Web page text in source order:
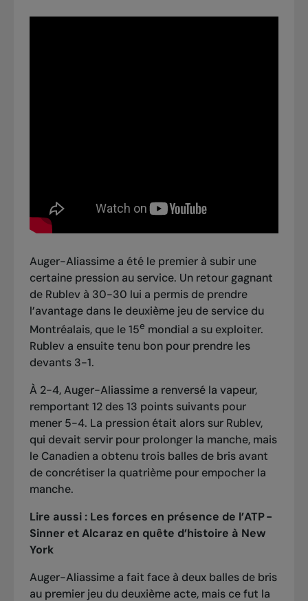
Auger-Aliassime a été le premier à subir une
certaine pression au service. Un retour gagnant
de Rublev à 30-30 lui a permis de prendre
l’avantage dans le deuxième jeu de service du
Montréalais, que le 15e mondial a su exploiter.
Rublev a ensuite tenu bon pour prendre les
devants 3-1.
À 2-4, Auger-Aliassime a renversé la vapeur,
remportant 12 des 13 points suivants pour
mener 5-4. La pression était alors sur Rublev,
qui devait servir pour prolonger la manche, mais
le Canadien a obtenu trois balles de bris avant
de concrétiser la quatrième pour empocher la
manche.
Lire aussi : Les forces en présence de l’ATP -
Sinner et Alcaraz en quête d’histoire à New
York
Auger-Aliassime a fait face à deux balles de bris
au premier jeu du deuxième acte, mais ce fut la